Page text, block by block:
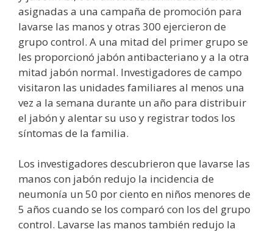
asignadas a una campaña de promoción para
lavarse las manos y otras 300 ejercieron de
grupo control. A una mitad del primer grupo se
les proporcionó jabón antibacteriano y a la otra
mitad jabón normal. Investigadores de campo
visitaron las unidades familiares al menos una
vez a la semana durante un año para distribuir
el jabón y alentar su uso y registrar todos los
síntomas de la familia.
Los investigadores descubrieron que lavarse las
manos con jabón redujo la incidencia de
neumonía un 50 por ciento en niños menores de
5 años cuando se los comparó con los del grupo
control. Lavarse las manos también redujo la